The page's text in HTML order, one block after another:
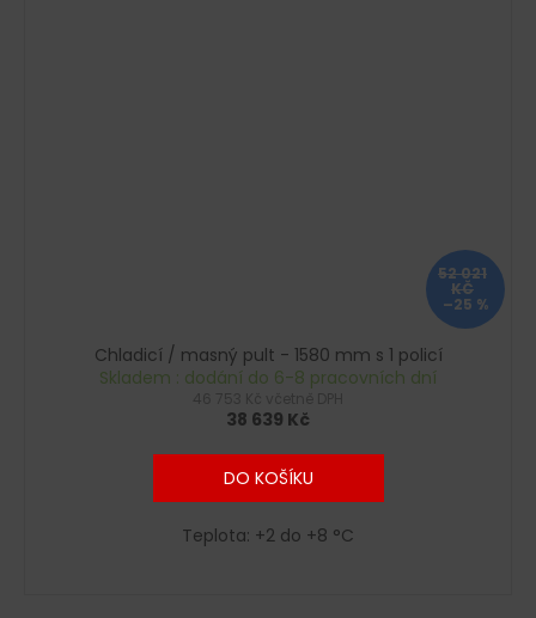
52 021
KČ
–25 %
Chladicí / masný pult - 1580 mm s 1 policí
Skladem : dodání do 6-8 pracovních dní
38 639 Kč
DO KOŠÍKU
Teplota: +2 do +8 °C